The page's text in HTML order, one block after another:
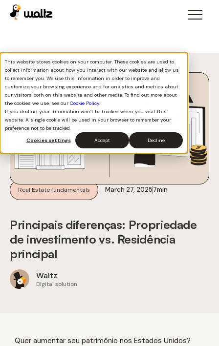
This website stores cookies on your computer. These cookies are used to
collect information about how you interact with our website and allow us
to remember you. We use this information in order to improve and
customize your browsing experience and for analytics and metrics about
our visitors both on this website and other media. To find out more about
the cookies we use, see our Cookie Policy.
If you decline, your information won’t be tracked when you visit this
website. A single cookie will be used in your browser to remember your
preference not to be tracked.
Cookies settings
Accept Decline
Real Estate fundamentals March 27, 20257min
Principais diferenças: Propriedade
de investimento vs. Residência
principal
Waltz
Digital solution
Voltar a todos
Quer aumentar seu patrimônio nos Estados Unidos?